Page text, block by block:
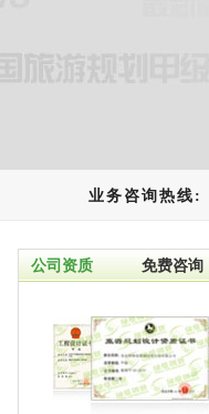
业务咨询热线:
公司资质 免费咨询